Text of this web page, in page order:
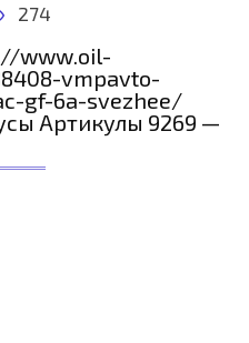
274
www.oil-
vmpavto-
gf-6a-svezhee/
Артикулы 9269 —